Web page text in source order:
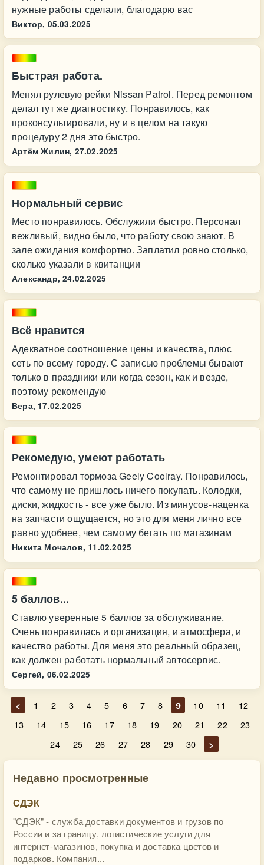
нужные работы сделали, благодарю вас
Виктор, 05.03.2025
Быстрая работа.
Менял рулевую рейки Nissan Patrol. Перед ремонтом
делал тут же диагностику. Понравилось, как
проконсультировали, ну и в целом на такую
процедуру 2 дня это быстро.
Артём Жилин, 27.02.2025
Нормальный сервис
Место понравилось. Обслужили быстро. Персонал
вежливый, видно было, что работу свою знают. В
зале ожидания комфортно. Заплатил ровно столько,
сколько указали в квитанции
Александр, 24.02.2025
Всё нравится
Адекватное соотношение цены и качества, плюс
сеть по всему городу. С записью проблемы бывают
только в праздники или когда сезон, как и везде,
поэтому рекомендую
Вера, 17.02.2025
Рекомедую, умеют работать
Ремонтировал тормоза Geely Coolray. Понравилось,
что самому не пришлось ничего покупать. Колодки,
диски, жидкость - все уже было. Из минусов-наценка
на запчасти ощущается, но это для меня лично все
равно удобнее, чем самому бегать по магазинам
Никита Мочалов, 11.02.2025
5 баллов...
Ставлю уверенные 5 баллов за обслуживание.
Очень понравилась и организация, и атмосфера, и
качество работы. Для меня это реальный образец,
как должен работать нормальный автосервис.
Сергей, 06.02.2025
< 1 2 3 4 5 6 7 8 9 10 11
12
13
14 15 16 17 18 19 20 21 22
23
24
25 26 27 28 29 30 >
Недавно просмотренные
СДЭК
"СДЭК" - служба доставки документов и грузов по
России и за границу, логистические услуги для
интернет-магазинов, покупка и доставка цветов и
подарков. Компания...